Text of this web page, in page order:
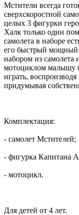
Мстители всегда
сверхскоростной
целых 3 фигурки
Халк только один
самолета в наборе
его быстрый мощный
набором из
мотоциклом малышу
играть,
придумывая
Комплектация:
- самолет Мстителей;
- фигурка Капитана
- мотоцикл.
Для детей от 4 лет.